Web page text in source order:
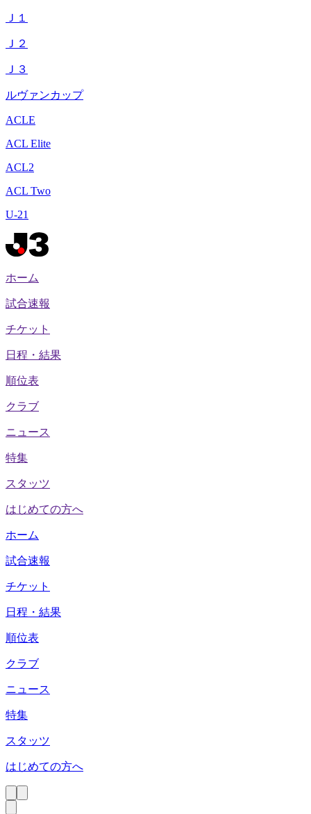
Ｊ１
Ｊ２
Ｊ３
ルヴァンカップ
ACLE
ACL Elite
ACL2
ACL Two
U-21
ホーム
試合速報
チケット
日程・結果
順位表
クラブ
ニュース
特集
スタッツ
はじめての方へ
ホーム
試合速報
チケット
日程・結果
順位表
クラブ
ニュース
特集
スタッツ
はじめての方へ